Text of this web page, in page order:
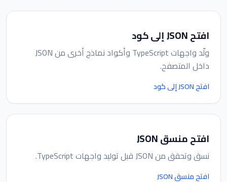
افتح JSON إلى كود
ولّد واجهات TypeScript وأكواد نماذج أخرى من JSON
داخل المتصفح.
افتح JSON إلى كود
افتح منسق JSON
نسق وتحقق من JSON قبل توليد واجهات TypeScript.
افتح منسق JSON